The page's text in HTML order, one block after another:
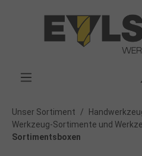
Unser Sortiment /
Werkzeug-Sortimente und
Sortimentsboxen